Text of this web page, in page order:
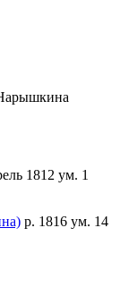
1812 ум. 1
р. 1816 ум. 14